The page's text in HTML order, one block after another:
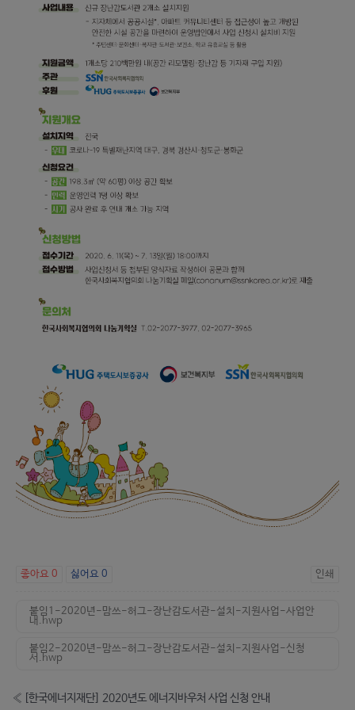
좋아요 0 싫어요 0 인쇄
붙임1-2020년-맘쓰-허그-장난감도서관-설치-지원사업-사업안
내.hwp
붙임2-2020년-맘쓰-허그-장난감도서관-설치-지원사업-신청
서.hwp
« [한국에너지재단] 2020년도 에너지바우처 사업 신청 안내